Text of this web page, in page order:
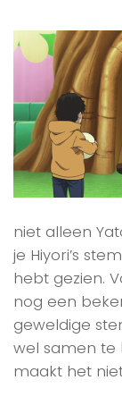
niet alleen
je Hiyori’s
hebt gezien.
nog een
geweldige
wel samen te
maakt het